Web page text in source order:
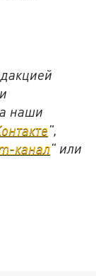
наши
",
канал" или